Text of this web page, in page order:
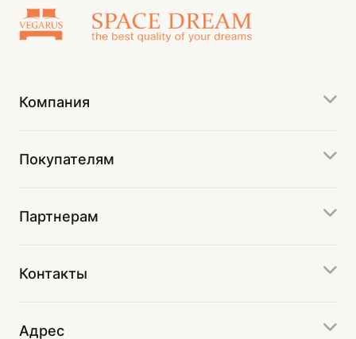
Компания
Покупателям
Партнерам
Контакты
Адрес